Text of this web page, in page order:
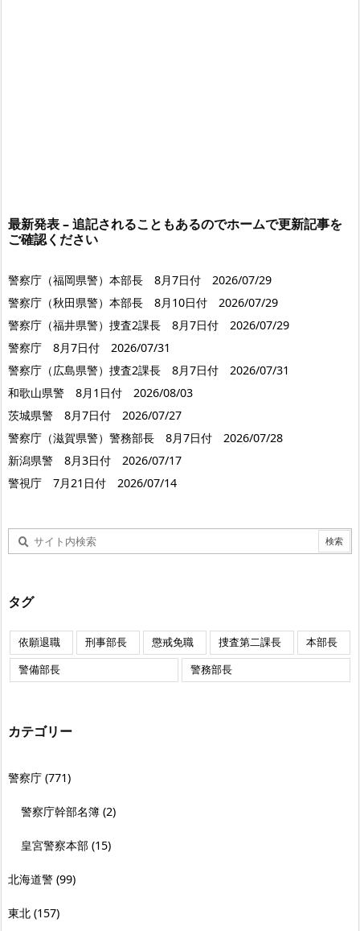
最新発表 – 追記されることもあるのでホームで更新記事を
ご確認ください
警察庁（福岡県警）本部長 8月7日付 2026/07/29
警察庁（秋田県警）本部長 8月10日付 2026/07/29
警察庁（福井県警）捜査2課長 8月7日付 2026/07/29
警察庁 8月7日付 2026/07/31
警察庁（広島県警）捜査2課長 8月7日付 2026/07/31
和歌山県警 8月1日付 2026/08/03
茨城県警 8月7日付 2026/07/27
警察庁（滋賀県警）警務部長 8月7日付 2026/07/28
新潟県警 8月3日付 2026/07/17
警視庁 7月21日付 2026/07/14
タグ
依願退職 刑事部長 懲戒免職 捜査第二課長
本部長
警備部長
警務部長
カテゴリー
警察庁 (771)
警察庁幹部名簿 (2)
皇宮警察本部 (15)
北海道警 (99)
東北 (157)